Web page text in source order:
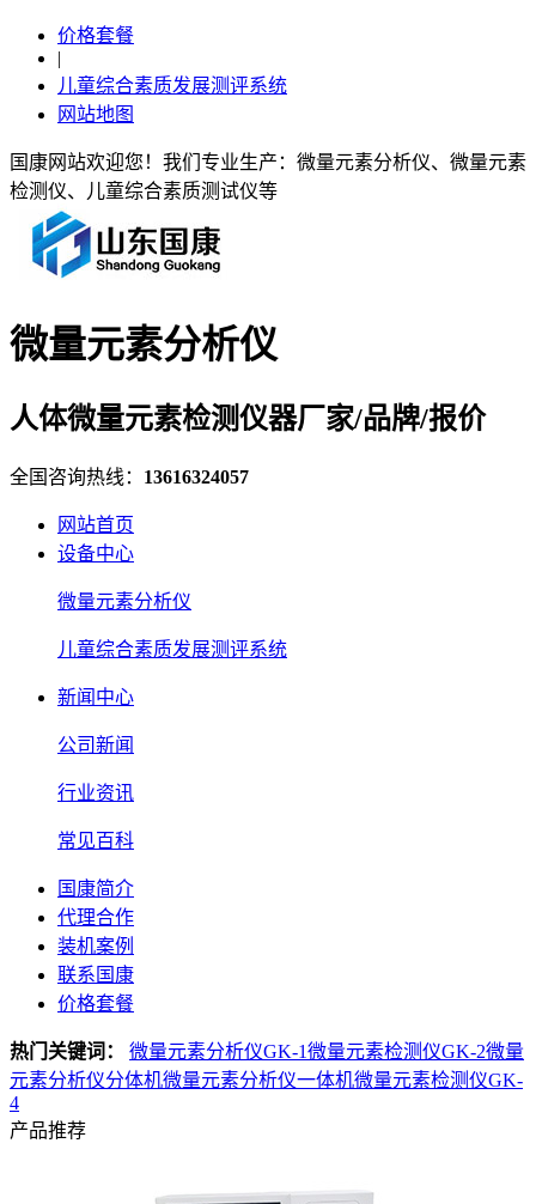
价格套餐
|
儿童综合素质发展测评系统
网站地图
国康网站欢迎您！我们专业生产：微量元素分析仪、微量元素
检测仪、儿童综合素质测试仪等
微量元素分析仪
人体微量元素检测仪器厂家/品牌/报价
全国咨询热线： 13616324057
网站首页
设备中心
微量元素分析仪
儿童综合素质发展测评系统
新闻中心
公司新闻
行业资讯
常见百科
国康简介
代理合作
装机案例
联系国康
价格套餐
热门关键词： 微量元素分析仪GK-1微量元素检测仪GK-2微量
元素分析仪分体机微量元素分析仪一体机微量元素检测仪GK-
4
产品推荐